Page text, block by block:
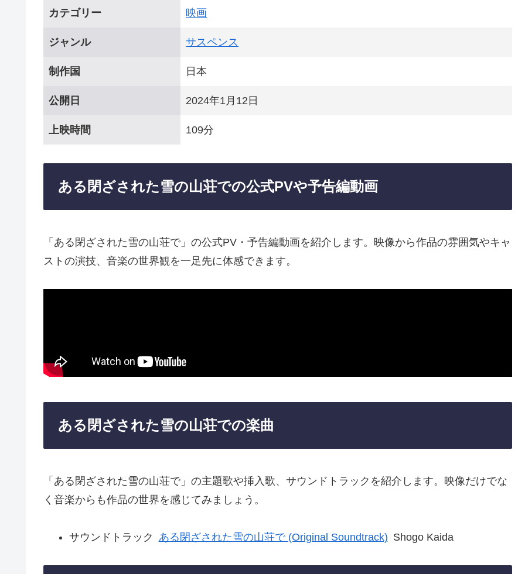
カテゴリー 映画
ジャンル サスペンス
制作国 日本
公開日 2024年1月12日
上映時間 109分
ある閉ざされた雪の山荘での公式PVや予告編動画
「ある閉ざされた雪の山荘で」の公式PV・予告編動画を紹介します。映像から作品の雰囲気やキャ
ストの演技、音楽の世界観を一足先に体感できます。
ある閉ざされた雪の山荘での楽曲
「ある閉ざされた雪の山荘で」の主題歌や挿入歌、サウンドトラックを紹介します。映像だけでな
く音楽からも作品の世界を感じてみましょう。
サウンドトラック ある閉ざされた雪の山荘で (Original Soundtrack) Shogo Kaida